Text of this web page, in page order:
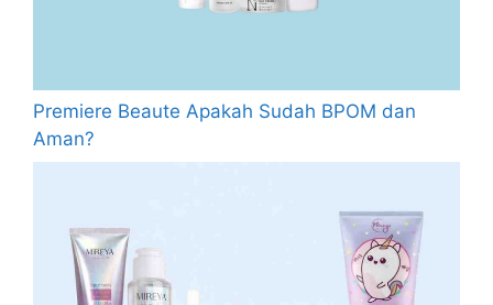
Premiere Beaute Apakah Sudah BPOM dan
Aman?